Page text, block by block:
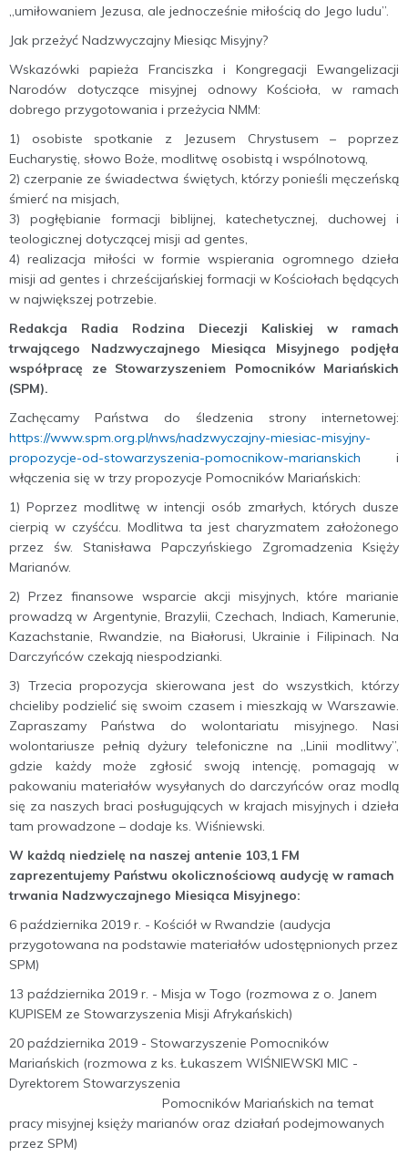
„umiłowaniem Jezusa, ale jednocześnie miłością do Jego ludu”.
Jak przeżyć Nadzwyczajny Miesiąc Misyjny?
Wskazówki papieża Franciszka i Kongregacji Ewangelizacji
Narodów dotyczące misyjnej odnowy Kościoła, w ramach
dobrego przygotowania i przeżycia NMM:
1) osobiste spotkanie z Jezusem Chrystusem – poprzez
Eucharystię, słowo Boże, modlitwę osobistą i wspólnotową,
2) czerpanie ze świadectwa świętych, którzy ponieśli męczeńską
śmierć na misjach,
3) pogłębianie formacji biblijnej, katechetycznej, duchowej i
teologicznej dotyczącej misji ad gentes,
4) realizacja miłości w formie wspierania ogromnego dzieła
misji ad gentes i chrześcijańskiej formacji w Kościołach będących
w największej potrzebie.
Redakcja Radia Rodzina Diecezji Kaliskiej w ramach
trwającego Nadzwyczajnego Miesiąca Misyjnego podjęła
współpracę ze Stowarzyszeniem Pomocników Mariańskich
(SPM).
Zachęcamy Państwa do śledzenia strony internetowej:
https://www.spm.org.pl/nws/nadzwyczajny-miesiac-misyjny-
propozycje-od-stowarzyszenia-pomocnikow-marianskich i
włączenia się w trzy propozycje Pomocników Mariańskich:
1) Poprzez modlitwę w intencji osób zmarłych, których dusze
cierpią w czyśćcu. Modlitwa ta jest charyzmatem założonego
przez św. Stanisława Papczyńskiego Zgromadzenia Księży
Marianów.
2) Przez finansowe wsparcie akcji misyjnych, które marianie
prowadzą w Argentynie, Brazylii, Czechach, Indiach, Kamerunie,
Kazachstanie, Rwandzie, na Białorusi, Ukrainie i Filipinach. Na
Darczyńców czekają niespodzianki.
3) Trzecia propozycja skierowana jest do wszystkich, którzy
chcieliby podzielić się swoim czasem i mieszkają w Warszawie.
Zapraszamy Państwa do wolontariatu misyjnego. Nasi
wolontariusze pełnią dyżury telefoniczne na „Linii modlitwy”,
gdzie każdy może zgłosić swoją intencję, pomagają w
pakowaniu materiałów wysyłanych do darczyńców oraz modlą
się za naszych braci posługujących w krajach misyjnych i dzieła
tam prowadzone – dodaje ks. Wiśniewski.
W każdą niedzielę na naszej antenie 103,1 FM
zaprezentujemy Państwu okolicznościową audycję w ramach
trwania Nadzwyczajnego Miesiąca Misyjnego:
6 października 2019 r. - Kościół w Rwandzie (audycja
przygotowana na podstawie materiałów udostępnionych przez
SPM)
13 października 2019 r. - Misja w Togo (rozmowa z o. Janem
KUPISEM ze Stowarzyszenia Misji Afrykańskich)
20 października 2019 - Stowarzyszenie Pomocników
Mariańskich (rozmowa z ks. Łukaszem WIŚNIEWSKI MIC -
Dyrektorem Stowarzyszenia
Pomocników Mariańskich na temat
pracy misyjnej księży marianów oraz działań podejmowanych
przez SPM)